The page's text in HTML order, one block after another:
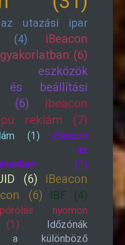
utazási ipar
(4)
iBeacon
(6)
eszközök
és beállítási
(6)
ibeacon
reklám (7)
(1)
iBeacon
az
(1)
(6)
iBeacon
(6)
IBF (4)
nyomon
Időzónák
a különböző